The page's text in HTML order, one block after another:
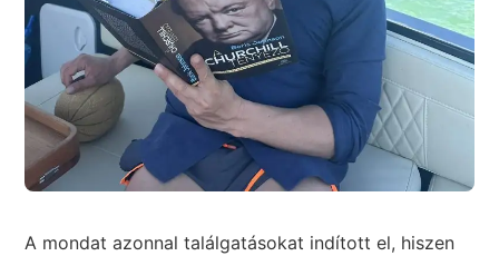
A mondat azonnal találgatásokat indított el, hiszen